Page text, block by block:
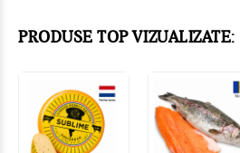
PRODUSE TOP VIZUALIZATE: